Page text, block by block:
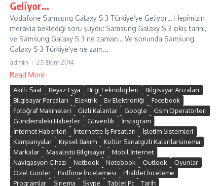
Geliyor…
Vodafone Samsung Galaxy S 3 Türkiye’ye Geliyor… Hepimizin
merakla beklediği soru şuydu: Samsung Galaxy S 3 çıkış tarihi,
ve Samsung Galaxy S 3 ne zaman… Ve sonunda Samsung
Galaxy S 3 Türkiye’ye ne zam...
admin 25 Ekim 2014
Read More
Akıllı Saat Beyaz Eşya Bilgi Teknolojileri
Bilgisayar Arızaları
Bilgisayar Parçaları
Elektrik Ev Elektroniği
Facebook
Fotoğraf Makineleri
Gizli Kalanlar Google
Gsm Operatörleri
Gündemdeki Haberler
Güvenlik
İnstagram
İnternet Haberleri
İnternette İş Fırsatları
İşletim Sistemleri
Kampanyalar
Kişisel Bakım
Kültür Sanatgizli Kalanlarsinema
Markalar
Masaüstü Bilgisayar
Mobil İnternet
Navigasyon Cihazı
Netbook Notebook Outlook
Oyunlar
Özel Günler
Padfone İncelemesi
Phablet İnceleme
Programlar
Sinema Skype Tablet Pc
Tarih